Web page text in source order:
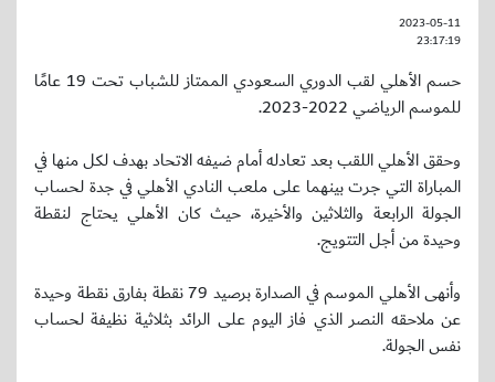
2023-05-11
23:17:19
حسم الأهلي لقب الدوري السعودي الممتاز للشباب تحت 19 عامًا
للموسم الرياضي 2022-2023.
وحقق الأهلي اللقب بعد تعادله أمام ضيفه الاتحاد بهدف لكل منها في
المباراة التي جرت بينهما على ملعب النادي الأهلي في جدة لحساب
الجولة الرابعة والثلاثين والأخيرة، حيث كان الأهلي يحتاج لنقطة
وحيدة من أجل التتويج.
وأنهى الأهلي الموسم في الصدارة برصيد 79 نقطة بفارق نقطة وحيدة
عن ملاحقه النصر الذي فاز اليوم على الرائد بثلاثية نظيفة لحساب
نفس الجولة.